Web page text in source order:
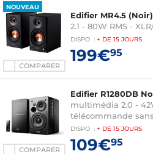
NOUVEAU
COMPARER
Edifier MR4.5 (Noir)
2.1 - 80W RMS -
DISPO : + DE 15 JOURS
199€95
COMPARER
Edifier R1280DB
multimédia 2.0 -
télécommande
DISPO : + DE 15 JOURS
109€95